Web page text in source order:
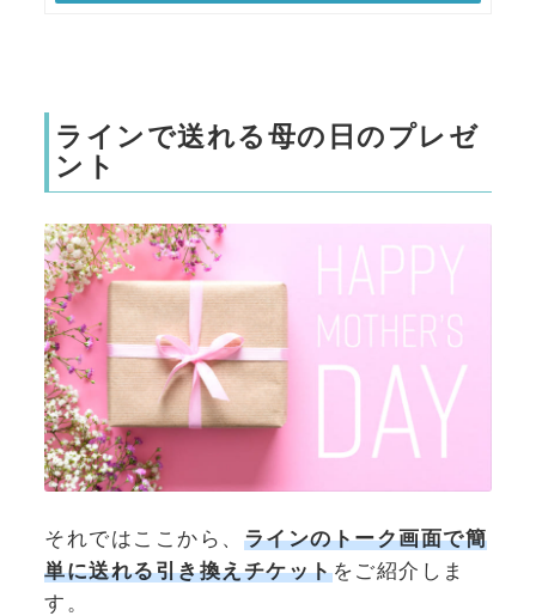
ラインで送れる母の日のプレゼ
ント
それではここから、 ラインのトーク画面で簡
単に送れる引き換えチケットをご紹介しま
す。